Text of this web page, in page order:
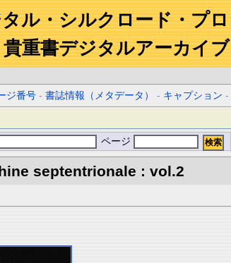
ル・シルクロード・プ
重書デジタルアーカイブ
ジ番号 -書誌情報（メタデータ） - キャプション -
ページ
septentrionale : vol.2